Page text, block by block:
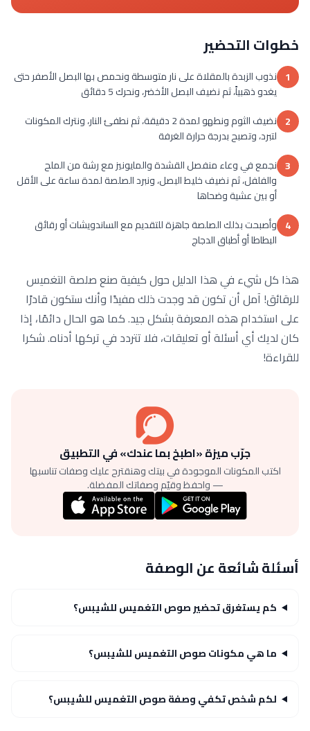
خطوات التحضير
1 نذوب الزبدة بالمقلاة على نار متوسطة ونحمص بها البصل الأصفر حتى
يغدو ذهبياً، ثم نضيف البصل الأخضر، ونحرك 5 دقائق
2
نضيف الثوم ونطهو لمدة 2 دقيقة، ثم نطفئ النار، ونترك المكونات
لتبرد، وتصبح بدرجة حرارة الغرفة
3 نجمع في وعاء منفصل القشدة والمايونيز مع رشة من الملح
والفلفل، ثم نضيف خليط البصل، ونبرد الصلصة لمدة ساعة على الأقل
أو بين عشية وضحاها
4 وأصبحت بذلك الصلصة جاهزة للتقديم مع الساندويشات أو رقائق
البطاطا أو أطباق الدجاج
هذا كل شيء في هذا الدليل حول كيفية صنع صلصة التغميس
للرقائق! آمل أن تكون قد وجدت ذلك مفيدًا وأنك ستكون قادرًا
على استخدام هذه المعرفة بشكل جيد. كما هو الحال دائمًا، إذا
كان لديك أي أسئلة أو تعليقات، فلا تتردد في تركها أدناه. شكرا
للقراءة!
جرّب ميزة «اطبخ بما عندك» في التطبيق
اكتب المكونات الموجودة في بيتك وهنقترح عليك وصفات تناسبها
— واحفظ وقيّم وصفاتك المفضلة.
أسئلة شائعة عن الوصفة
كم يستغرق تحضير صوص التغميس للشيبس؟
ما هي مكونات صوص التغميس للشيبس؟
لكم شخص تكفي وصفة صوص التغميس للشيبس؟